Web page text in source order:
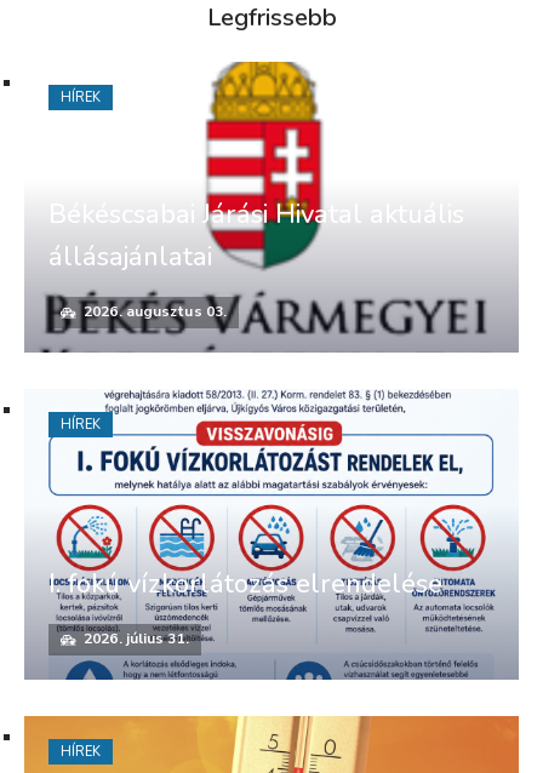
Legfrissebb
Békéscsabai Járási Hivatal aktuális
állásajánlatai
2026. augusztus 03.
HÍREK
I. fokú vízkorlátozás elrendelése
2026. július 31.
HÍREK
HÍREK